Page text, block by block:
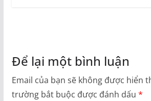
Để lại một bình luận
Email của bạn sẽ không được hiển
trường bắt buộc được đánh dấu *